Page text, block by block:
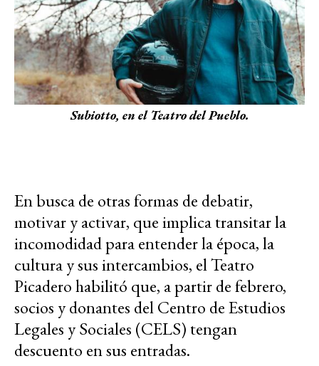
Subiotto, en el Teatro del Pueblo.
En busca de otras formas de debatir,
motivar y activar, que implica transitar la
incomodidad para entender la época, la
cultura y sus intercambios, el Teatro
Picadero habilitó que, a partir de febrero,
socios y donantes del Centro de Estudios
Legales y Sociales (CELS) tengan
descuento en sus entradas.